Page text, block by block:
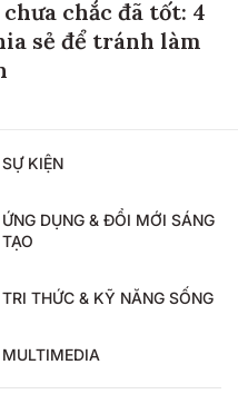
chắc đã tốt: 4
sẻ để tránh làm
SỰ KIỆN
ỨNG DỤNG & ĐỔI MỚI SÁNG
TẠO
TRI THỨC & KỸ NĂNG SỐNG
MULTIMEDIA